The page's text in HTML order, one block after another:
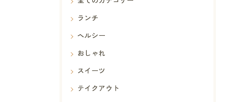
ランチ
ヘルシー
おしゃれ
スイーツ
テイクアウト